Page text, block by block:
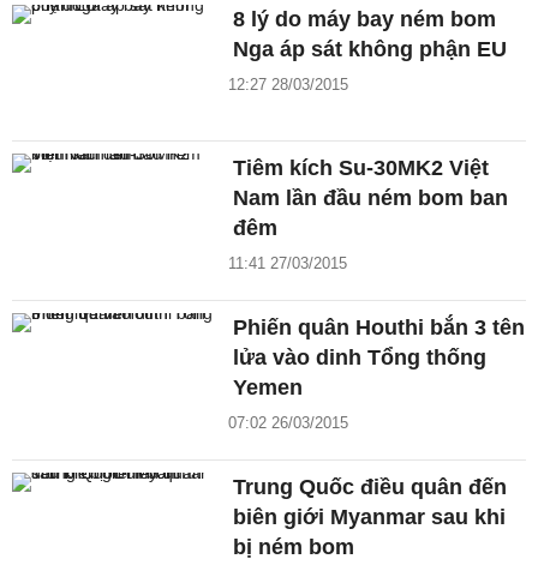
8 lý do máy bay ném bom
Nga áp sát không phận EU
12:27 28/03/2015
Tiêm kích Su-30MK2 Việt
Nam lần đầu ném bom ban
đêm
11:41 27/03/2015
Phiến quân Houthi bắn 3 tên
lửa vào dinh Tổng thống
Yemen
07:02 26/03/2015
Trung Quốc điều quân đến
biên giới Myanmar sau khi
bị ném bom